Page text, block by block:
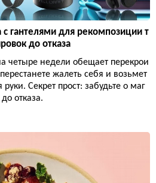
гантелями для рекомпозиции т
до отказа
четыре недели обещает перекрои
жалеть себя и возьмет
руки. Секрет прост: забудьте о маг
отказа.